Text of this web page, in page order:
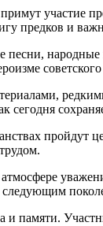
участие
предков и
песни,
сегодня
пройдут
следующим
памяти.